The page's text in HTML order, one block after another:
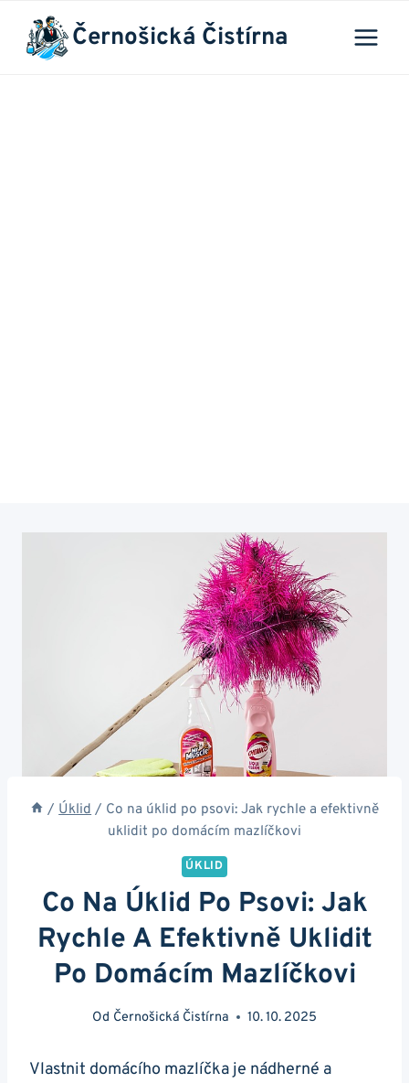
Přeskočit
obsah
Černošická Čistírna
/ Úklid / Co na úklid po psovi: Jak rychle a efektivně
uklidit po domácím mazlíčkovi
ÚKLID
Co Na Úklid Po Psovi: Jak
Rychle A Efektivně Uklidit
Po Domácím Mazlíčkovi
Od Černošická Čistírna 10. 10. 2025
Vlastnit domácího mazlíčka je nádherné a